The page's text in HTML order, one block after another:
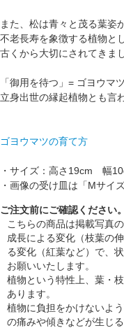
また、松は青々と茂る葉姿
不老長寿を象徴する植物と
古くから大切にされてきまし
「御用を待つ」= ゴヨウマ
立身出世の縁起植物とも言
ゴヨウマツの育て方
・サイズ：高さ19cm 幅
・画像の受け皿は「Mサイズ
ご注文前にご確認ください。
こちらの商品は掲載写真
成長による変化（枝葉の
る変化（紅葉など）で、
お願いいたします。
植物という特性上、葉・
あります。
植物に負担をかけないよ
の痛みや傾きなどが生じ